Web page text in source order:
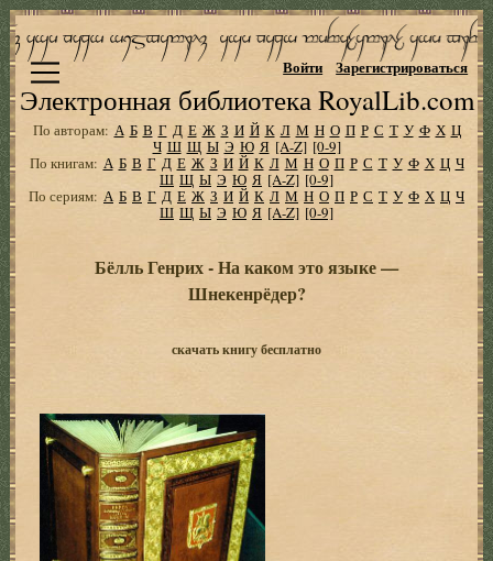
Электронная библиотека RoyalLib.com
Войти Зарегистрироваться
По авторам: А Б В Г Д Е Ж З И Й К Л М Н О П Р С Т У Ф Х Ц
Ч Ш Щ Ы Э Ю Я [A-Z] [0-9]
По книгам: А Б В Г Д Е Ж З И Й К Л М Н О П Р С Т У Ф Х Ц Ч
Ш Щ Ы Э Ю Я [A-Z] [0-9]
По сериям: А Б В Г Д Е Ж З И Й К Л М Н О П Р С Т У Ф Х Ц Ч
Ш Щ Ы Э Ю Я [A-Z] [0-9]
Бёлль Генрих - На каком это языке —
Шнекенрёдер?
скачать книгу бесплатно